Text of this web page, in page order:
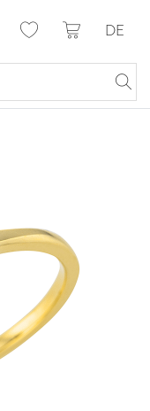
Meine Bestellungen
DE